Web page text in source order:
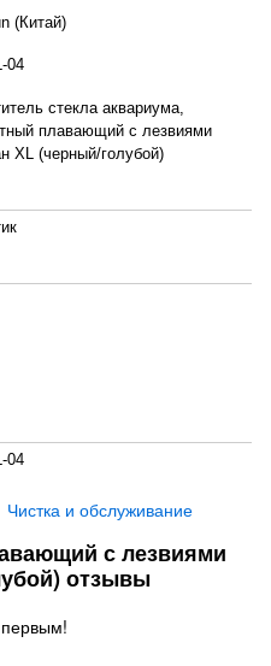
(Китай)
04
стекла аквариума,
плавающий с лезвиями
XL (черный/голубой)
04
Чистка и обслуживание
с лезвиями
отзывы
первым!